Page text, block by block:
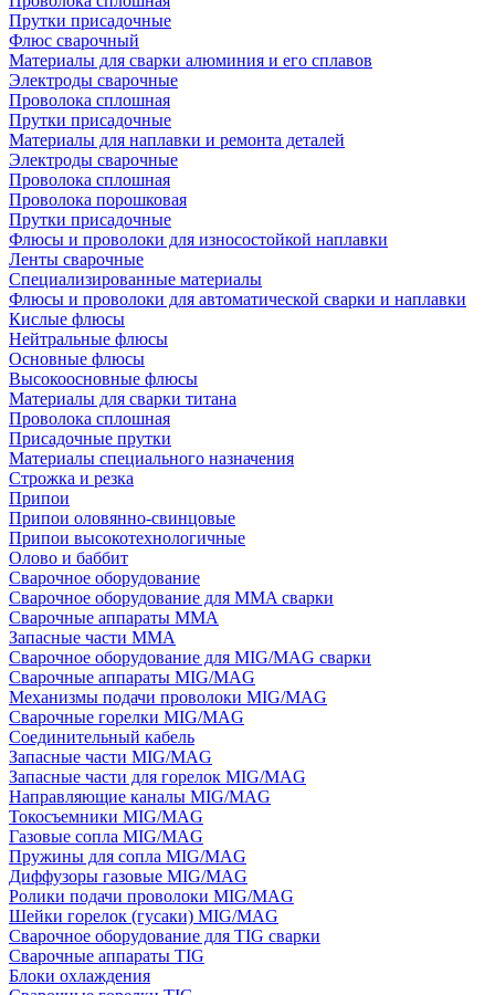
Прутки присадочные
Флюс сварочный
Материалы для сварки алюминия и его сплавов
Электроды сварочные
Проволока сплошная
Прутки присадочные
Материалы для наплавки и ремонта деталей
Электроды сварочные
Проволока сплошная
Проволока порошковая
Прутки присадочные
Флюсы и проволоки для износостойкой наплавки
Ленты сварочные
Специализированные материалы
Флюсы и проволоки для автоматической сварки и наплавки
Кислые флюсы
Нейтральные флюсы
Основные флюсы
Высокоосновные флюсы
Материалы для сварки титана
Проволока сплошная
Присадочные прутки
Материалы специального назначения
Строжка и резка
Припои
Припои оловянно-свинцовые
Припои высокотехнологичные
Олово и баббит
Сварочное оборудование
Сварочное оборудование для MMA сварки
Сварочные аппараты MMA
Запасные части MMA
Сварочное оборудование для MIG/MAG сварки
Сварочные аппараты MIG/MAG
Механизмы подачи проволоки MIG/MAG
Сварочные горелки MIG/MAG
Соединительный кабель
Запасные части MIG/MAG
Запасные части для горелок MIG/MAG
Направляющие каналы MIG/MAG
Токосъемники MIG/MAG
Газовые сопла MIG/MAG
Пружины для сопла MIG/MAG
Диффузоры газовые MIG/MAG
Ролики подачи проволоки MIG/MAG
Шейки горелок (гусаки) MIG/MAG
Сварочное оборудование для TIG сварки
Сварочные аппараты TIG
Блоки охлаждения